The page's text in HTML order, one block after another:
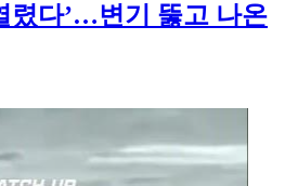
렸다’…변기 뚫고 나온